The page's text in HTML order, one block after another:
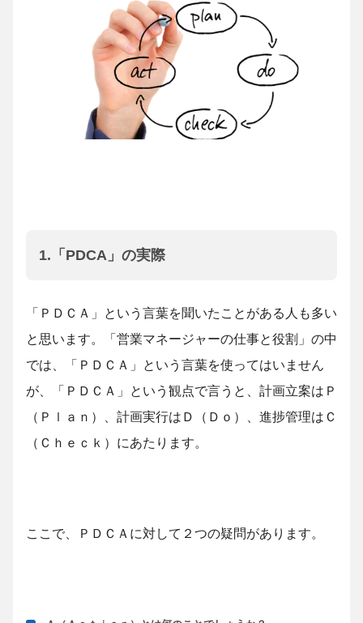
1.「PDCA」の実際
「ＰＤＣＡ」という言葉を聞いたことがある人も多い
と思います。「営業マネージャーの仕事と役割」の中
では、「ＰＤＣＡ」という言葉を使ってはいません
が、「ＰＤＣＡ」という観点で言うと、計画立案はＰ
（Ｐｌａｎ）、計画実行はＤ（Ｄｏ）、進捗管理はＣ
（Ｃｈｅｃｋ）にあたります。
ここで、ＰＤＣＡに対して２つの疑問があります。